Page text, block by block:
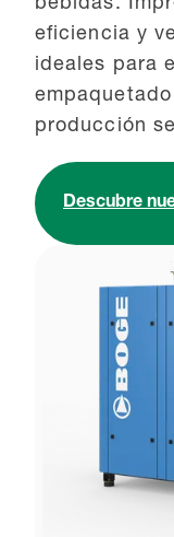
eficiencia y
ideales para
producción
Descubre